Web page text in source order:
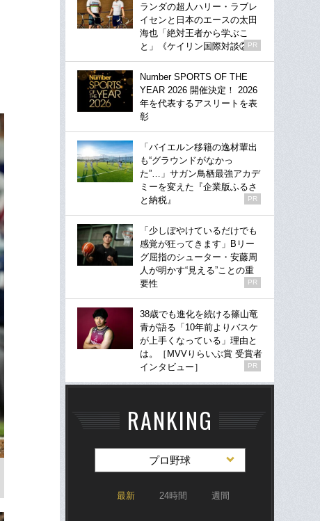
ランダの超人ハリー・ラブレ
イセンと日本のエースの太田
海也「絶対王者から学ぶこ
と」《ケイリン国際対談②》
PR
Number SPORTS OF THE
YEAR 2026 開催決定！ 2026
年を代表するアスリートを表
彰
「バイエルン移籍の逸材輩出
も“グラウンドがなかっ
た”…」サガン鳥栖最強アカデ
ミーを変えた『企業版ふるさ
と納税』
PR
「少しぼやけているだけでも
感覚が狂ってきます」Bリー
グ屈指のシューター・安藤周
人が明かす“見える”ことの重
要性
PR
38歳でも進化を続ける篠山竜
青が語る「10年前よりバスケ
が上手くなっている」理由と
は。［MVVりらいぶ賞 受賞者
インタビュー］
PR
RANKING
プロ野球
最新 24時間 週間